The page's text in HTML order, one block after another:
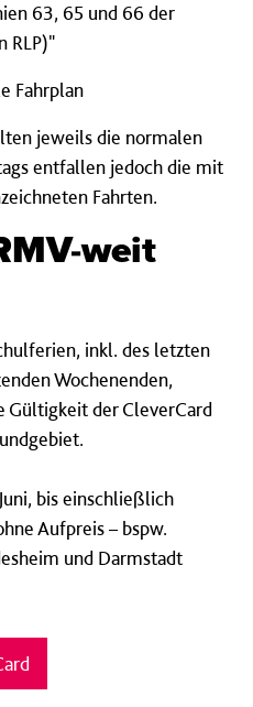
63, 65 und 66 der
RLP)"
Fahrplan
jeweils die normalen
entfallen jedoch die mit
Fahrten.
weit
inkl. des letzten
Wochenenden,
der CleverCard
bis einschließlich
Aufpreis – bspw.
und Darmstadt